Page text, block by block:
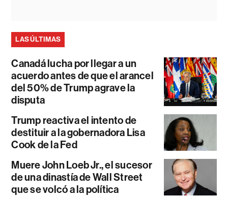
LAS ÚLTIMAS
Canadá lucha por llegar a un
acuerdo antes de que el arancel
del 50% de Trump agrave la
disputa
Trump reactiva el intento de
destituir a la gobernadora Lisa
Cook de la Fed
Muere John Loeb Jr., el sucesor
de una dinastía de Wall Street
que se volcó a la política